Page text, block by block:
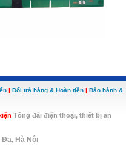
| Đổi trả hàng & Hoàn tiền | Bảo hành &
Tổng đài điện thoại, thiết bị an
Đa, Hà Nội